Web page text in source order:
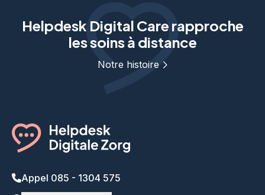
Helpdesk Digital Care rapproche
les soins à distance
Notre histoire
Appel 085 - 1304 575